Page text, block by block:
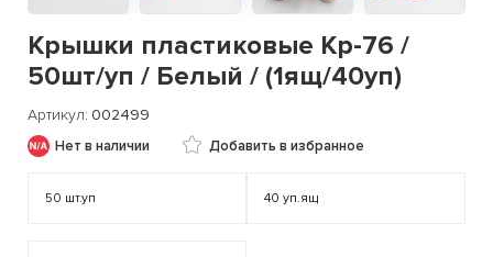
Крышки пластиковые Кр-76 /
50шт/уп / Белый / (1ящ/40уп)
Артикул 002499
Нет в наличии Добавить в избранное
50 шт.уп 40 уп.ящ